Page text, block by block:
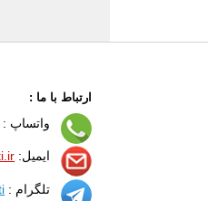
ارتباط با ما :
واتساپ :
ایمیل:
تلگرام :